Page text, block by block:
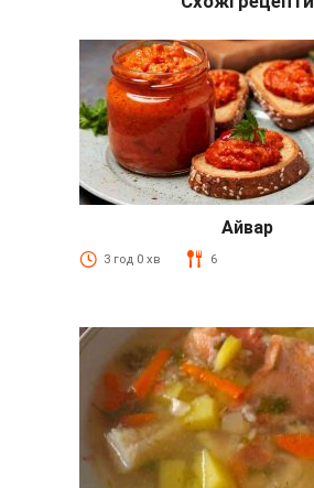
Айвар
3 год 0 хв 6